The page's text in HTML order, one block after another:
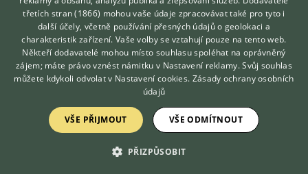
Nahlásit
Citovat
Whitelu 20.9.2018 00:37
Dobrý den,s tou to situací se již tak často
nesetkáváme, ale jakmile nastane, tak je to peklo.
Máme štěně, 6m. Doma už nic nekrade, ani s tím
neutíká, ale venku, to je obrovský problém. Někteří
lidé u nás na sídlišti házejí ven zbytky, nejvíc kosti,
takže já psovi házím na takovém klidném místě
Hledáte zvířecího kamaráda?
Zdarma vám poradí
VETERINÁŘ ONLINE
KONZULTOVAT S
VETERINÁŘEM
třetích stran (1866) mohou vaše údaje zpracovávat také pro tyto i
další účely, včetně používání přesných údajů o geolokaci a
charakteristik zařízení. Vaše volby se vztahují pouze na tento web.
Někteří dodavatelé mohou místo souhlasu spoléhat na oprávněný
zájem; máte právo vznést námitku v Nastavení reklamy. Svůj souhlas
můžete kdykoli odvolat v Nastavení cookies. Zásady ochrany osobních
údajů
VŠE PŘIJMOUT VŠE ODMÍTNOUT
PŘIZPŮSOBIT